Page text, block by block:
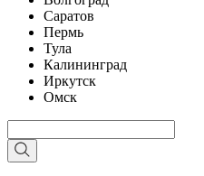
Саратов
Пермь
Тула
Калининград
Иркутск
Омск